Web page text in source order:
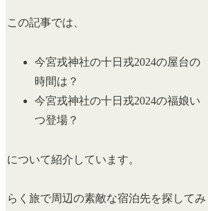
この記事では、
今宮戎神社の十日戎2024の屋台の
時間は？
今宮戎神社の十日戎2024の福娘い
つ登場？
について紹介しています。
らく旅で周辺の素敵な宿泊先を探してみ